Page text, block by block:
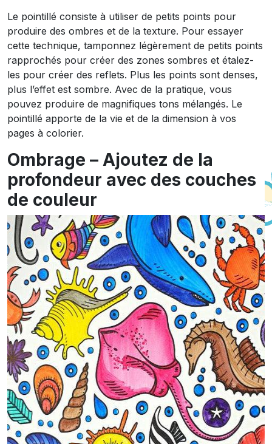
Le pointillé consiste à utiliser de petits points pour
produire des ombres et de la texture. Pour essayer
cette technique, tamponnez légèrement de petits points
rapprochés pour créer des zones sombres et étalez-
les pour créer des reflets. Plus les points sont denses,
plus l’effet est sombre. Avec de la pratique, vous
pouvez produire de magnifiques tons mélangés. Le
pointillé apporte de la vie et de la dimension à vos
pages à colorier.
Ombrage – Ajoutez de la
profondeur avec des couches
de couleur